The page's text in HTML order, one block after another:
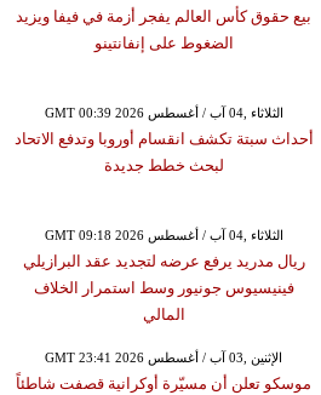
بيع حقوق كأس العالم يفجر أزمة في فيفا ويزيد
الضغوط على إنفانتينو
GMT 00:39 2026 الثلاثاء ,04 آب / أغسطس
أحداث سبتة تكشف انقسام أوروبا وتدفع الاتحاد
لبحث خطط جديدة
GMT 09:18 2026 الثلاثاء ,04 آب / أغسطس
ريال مدريد يرفع عرضه لتجديد عقد البرازيلي
فينيسيوس جونيور وسط استمرار الخلاف
المالي
GMT 23:41 2026 الإثنين ,03 آب / أغسطس
موسكو تعلن أن مسيّرة أوكرانية قصفت شاطئاً